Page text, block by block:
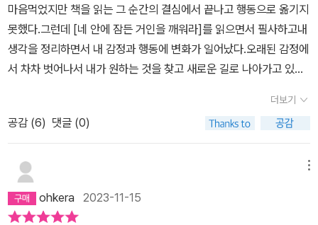
마음먹었지만 책을 읽는 그 순간의 결심에서 끝나고 행동으로 옮기지
못했다.그런데 [네 안에 잠든 거인을 깨워라]를 읽으면서 필사하고내
생각을 정리하면서 내 감정과 행동에 변화가 일어났다.오래된 감정에
서 차차 벗어나서 내가 원하는 것을 찾고 새로운 길로 나아가고 있는
사람들에게 추천하고 싶다.책은 두껍지만 한구절, 한구절 마음에 새
기며 천천히 읽어도 좋을 책이다.
더보기
공감 (6) 댓글 (0)
ohkera 2023-11-15